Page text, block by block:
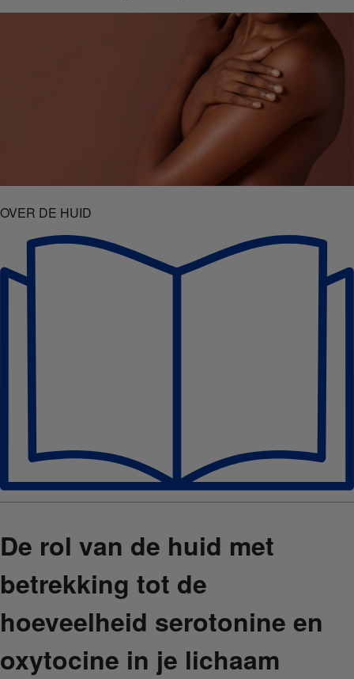
OVER DE HUID
De rol van de huid met
betrekking tot de
hoeveelheid serotonine en
oxytocine in je lichaam